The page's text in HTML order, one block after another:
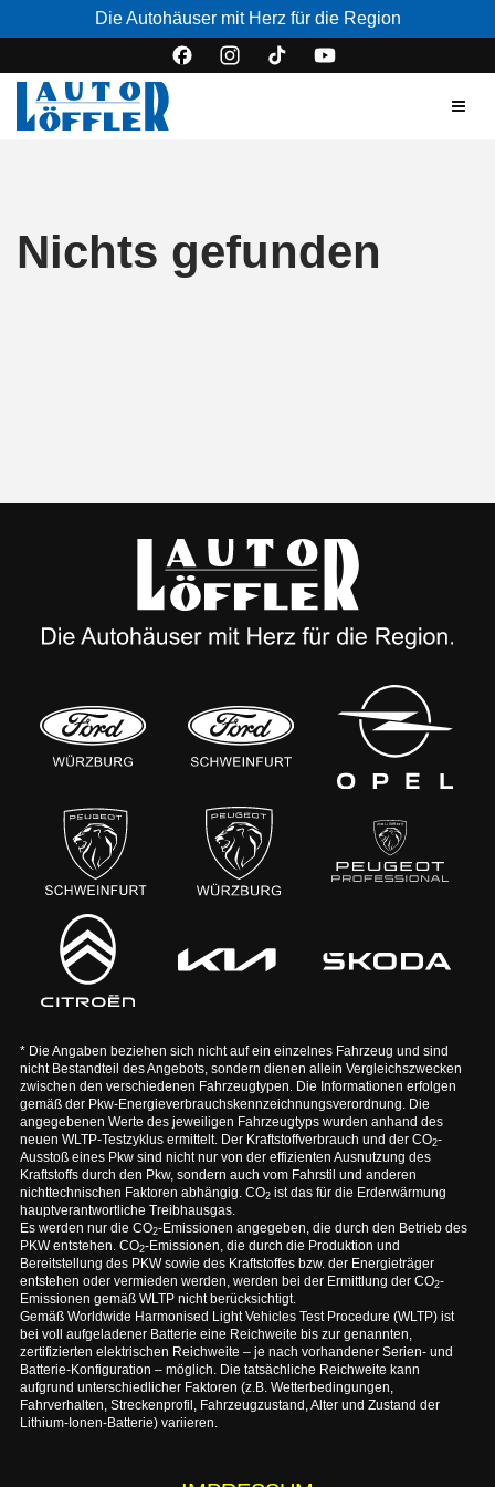
Die Autohäuser mit Herz für die Region
Nichts gefunden
* Die Angaben beziehen sich nicht auf ein einzelnes Fahrzeug und sind
nicht Bestandteil des Angebots, sondern dienen allein Vergleichszwecken
zwischen den verschiedenen Fahrzeugtypen. Die Informationen erfolgen
gemäß der Pkw-Energieverbrauchskennzeichnungsverordnung. Die
angegebenen Werte des jeweiligen Fahrzeugtyps wurden anhand des
neuen WLTP-Testzyklus ermittelt. Der Kraftstoffverbrauch und der CO2-
Ausstoß eines Pkw sind nicht nur von der effizienten Ausnutzung des
Kraftstoffs durch den Pkw, sondern auch vom Fahrstil und anderen
nichttechnischen Faktoren abhängig. CO2ist das für die Erderwärmung
hauptverantwortliche Treibhausgas.
Es werden nur die CO2-Emissionen angegeben, die durch den Betrieb des
PKW entstehen. CO2-Emissionen, die durch die Produktion und
Bereitstellung des PKW sowie des Kraftstoffes bzw. der Energieträger
entstehen oder vermieden werden, werden bei der Ermittlung der CO2-
Emissionen gemäß WLTP nicht berücksichtigt.
Gemäß Worldwide Harmonised Light Vehicles Test Procedure (WLTP) ist
bei voll aufgeladener Batterie eine Reichweite bis zur genannten,
zertifizierten elektrischen Reichweite – je nach vorhandener Serien- und
Batterie-Konfiguration – möglich. Die tatsächliche Reichweite kann
aufgrund unterschiedlicher Faktoren (z.B. Wetterbedingungen,
Fahrverhalten, Streckenprofil, Fahrzeugzustand, Alter und Zustand der
Lithium-Ionen-Batterie) variieren.